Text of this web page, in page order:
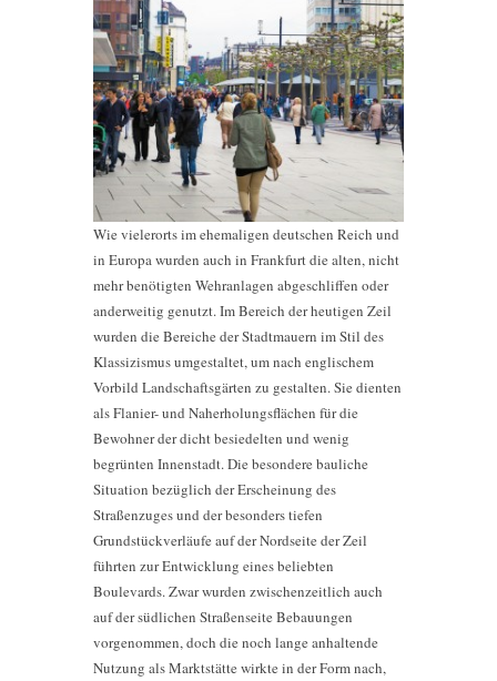
Wie vielerorts im ehemaligen deutschen Reich und
in Europa wurden auch in Frankfurt die alten, nicht
mehr benötigten Wehranlagen abgeschliffen oder
anderweitig genutzt. Im Bereich der heutigen Zeil
wurden die Bereiche der Stadtmauern im Stil des
Klassizismus umgestaltet, um nach englischem
Vorbild Landschaftsgärten zu gestalten. Sie dienten
als Flanier- und Naherholungsflächen für die
Bewohner der dicht besiedelten und wenig
begrünten Innenstadt. Die besondere bauliche
Situation bezüglich der Erscheinung des
Straßenzuges und der besonders tiefen
Grundstückverläufe auf der Nordseite der Zeil
führten zur Entwicklung eines beliebten
Boulevards. Zwar wurden zwischenzeitlich auch
auf der südlichen Straßenseite Bebauungen
vorgenommen, doch die noch lange anhaltende
Nutzung als Marktstätte wirkte in der Form nach,